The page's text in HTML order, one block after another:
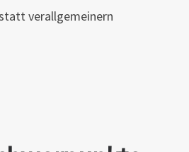
verallgemeinern